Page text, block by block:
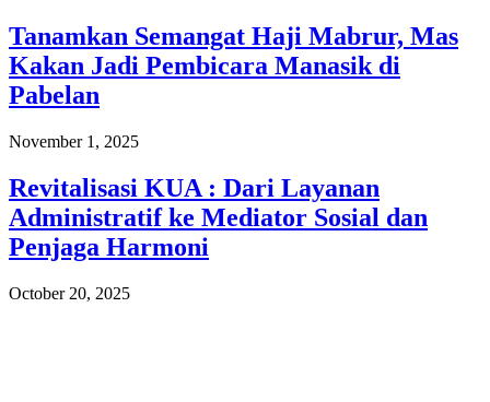
Tanamkan Semangat Haji Mabrur, Mas
Kakan Jadi Pembicara Manasik di
Pabelan
November 1, 2025
Revitalisasi KUA : Dari Layanan
Administratif ke Mediator Sosial dan
Penjaga Harmoni
October 20, 2025